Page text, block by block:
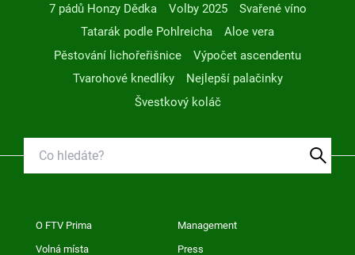
7 pádů Honzy Dědka
Volby 2025
Svařené víno
Tatarák podle Pohlreicha
Aloe vera
Pěstování lichořeřišnice
Výpočet ascendentu
Tvarohové knedlíky
Nejlepší palačinky
Švestkový koláč
O FTV Prima Management
Volná místa Press